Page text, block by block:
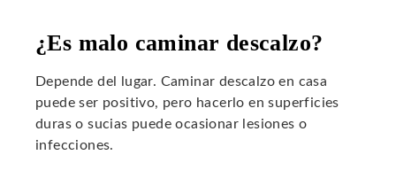
¿Es malo caminar descalzo?
Depende del lugar. Caminar descalzo en casa
puede ser positivo, pero hacerlo en superficies
duras o sucias puede ocasionar lesiones o
infecciones.